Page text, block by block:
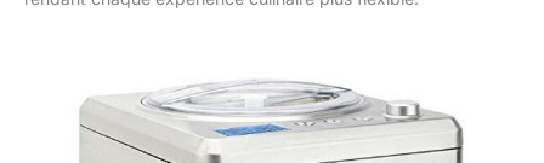
glace pour un service
DE 2 ANS : Bénéficiez
d'une garantie étendue
de 2 ans,